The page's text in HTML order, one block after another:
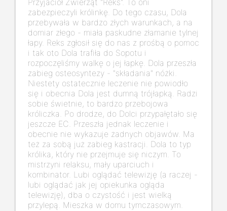
Przyjaciół Zwierząt "Reks". To oni
zabezpieczyli królinkę. Do tego czasu, Dola
przebywała w bardzo złych warunkach, a na
domiar złego - miała paskudne złamanie tylnej
łapy. Reks zgłosił się do nas z prośbą o pomoc
i tak oto Dola trafiła do Sopotu i
rozpoczęliśmy walkę o jej łapkę. Dola przeszła
zabieg osteosyntezy - "składania" nóżki.
Niestety ostatecznie leczenie nie powiodło
się i obecnia Dola jest dumną trójłapką. Radzi
sobie świetnie, to bardzo przebojowa
króliczka. Po drodze, do Dolci przypałętało się
jeszcze EC. Przeszła jednak leczenie i
obecnie nie wykazuje żadnych objawów. Ma
też za sobą już zabieg kastracji. Dola to typ
królika, który nie przejmuje się niczym. To
mistrzyni relaksu, mały uparciuch i
kombinator. Lubi oglądać telewizję (a raczej -
lubi oglądać jak jej opiekunka ogląda
telewizję), dba o czystość i jest wielką
przylepą. Mieszka w domu tymczasowym.